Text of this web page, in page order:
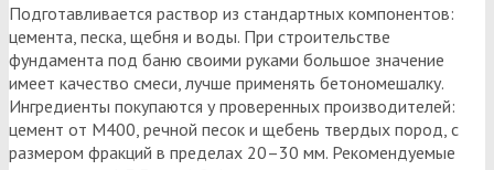
Подготавливается раствор из стандартных компонентов:
цемента, песка, щебня и воды. При строительстве
фундамента под баню своими руками большое значение
имеет качество смеси, лучше применять бетономешалку.
Ингредиенты покупаются у проверенных производителей:
цемент от М400, речной песок и щебень твердых пород, с
размером фракций в пределах 20–30 мм. Рекомендуемые